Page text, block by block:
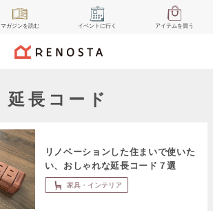
マガジンを読む イベント に行く アイテムを買う
延長コード
リノベーションした住まいで使いた
い、おしゃれな延長コード７選
家具・インテリア